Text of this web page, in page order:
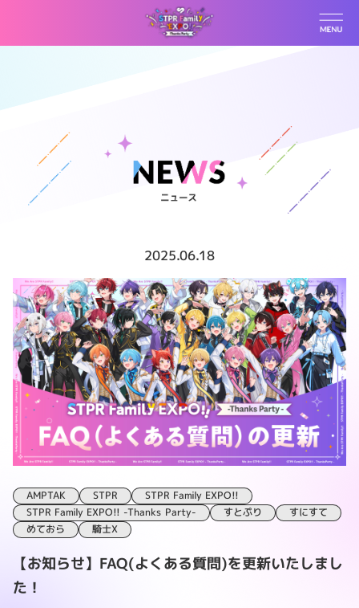
2025.06.18
AMPTAK STPR STPR Family EXPO!!
STPR Family EXPO!! -Thanks Party- すとぷり
すにすて
めておら
騎士X
【お知らせ】FAQ(よくある質問)を更新いたしまし
た！